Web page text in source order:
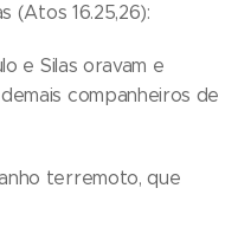
(Atos 16.25,26):
e Silas oravam e
companheiros de
terremoto, que